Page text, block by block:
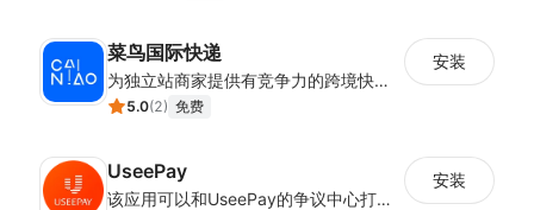
菜鸟国际快递
为独立站商家提供有竞争力的跨境快递服务：全球120国可达（欧美为优势线路）支持1件免费上门揽收，赔付无忧。同时提供欧洲清关增值服务，助力商家快速出海。
5.0(2) 免费
安装
UseePay
该应用可以和UseePay的争议中心打通,消费者通过争议中心可以及时的看到订单状态和物流状态,减少因为信息没有及时同步给消费者而产生的拒付.风控数据采集.
安装